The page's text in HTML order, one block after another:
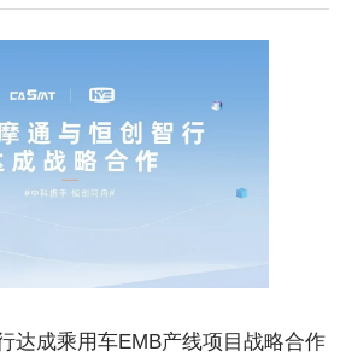
：AI+智能制造的战局，将由敢于突破边界者
厂”全维度服务生态独具优势，iManuf 数智平
数字孪生技术，实现工厂全层级可视化管理。
生态中科摩通作为AI驱动的工业自动化领军
车核心零部件领域，围绕热管理、电驱动、线
的数字化智能解决方案，其自主研发的
心竞争力。熊猫电子装备则拥有丰富的产业落
将实现“技术创新+产业落地”的深度融合，中
子智能装备升级提供支撑，助力其生产体系向
迈进，而熊猫电子的产业资源与市场渠道也将
达成乘用车EMB产线项目战略合作